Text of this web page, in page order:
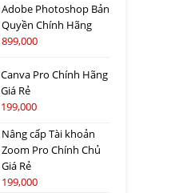
Adobe Photoshop Bản
Quyền Chính Hãng
899,000
Canva Pro Chính Hãng
Giá Rẻ
199,000
Nâng cấp Tài khoản
Zoom Pro Chính Chủ
Giá Rẻ
199,000